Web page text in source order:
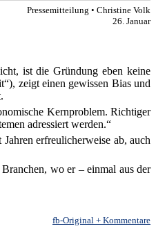
Pressemitteilung • Christine Volk
26. Januar
ist die Gründung eben keine
zeigt einen gewissen Bias und
Kernproblem. Richtiger
adressiert werden.“
erfreulicherweise ab, auch
wo er – einmal aus der
fb-Original + Kommentare